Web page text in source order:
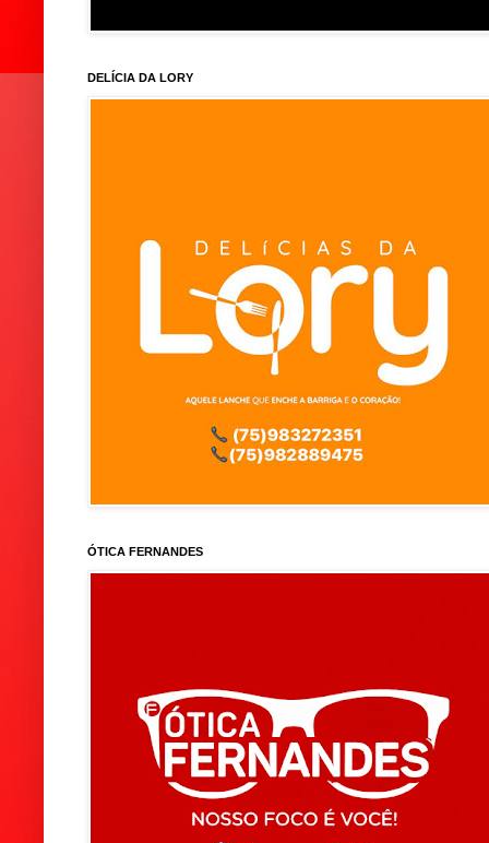
DELÍCIA DA LORY
ÓTICA FERNANDES